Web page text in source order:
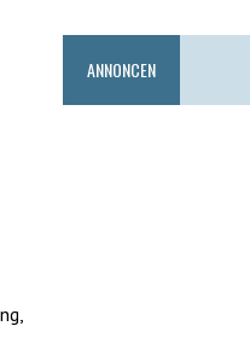
ANNONCEN